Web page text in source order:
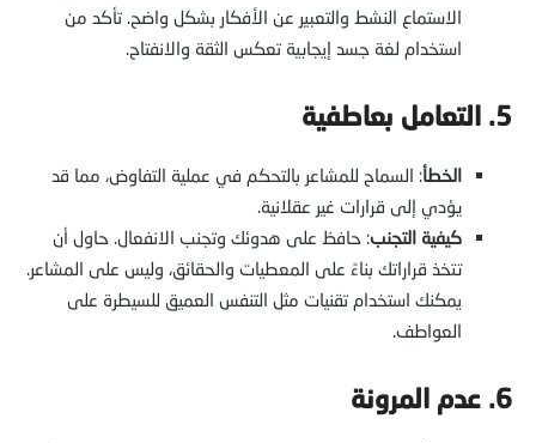
الاستماع النشط والتعبير عن الأفكار بشكل واضح. تأكد من
استخدام لغة جسد إيجابية تعكس الثقة والانفتاح.
5. التعامل بعاطفية
الخطأ: السماح للمشاعر بالتحكم في عملية التفاوض، مما قد
يؤدي إلى قرارات غير عقلانية.
كيفية التجنب: حافظ على هدوئك وتجنب الانفعال. حاول أن
تتخذ قراراتك بناءً على المعطيات والحقائق، وليس على المشاعر.
يمكنك استخدام تقنيات مثل التنفس العميق للسيطرة على
العواطف.
6. عدم المرونة